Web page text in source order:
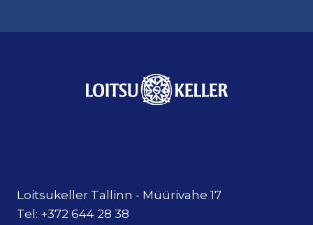
Loitsukeller Tallinn - Müürivahe 17
Tel: +372 644 28 38